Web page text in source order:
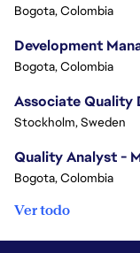
Bogota, Colombia
Development
Bogota, Colombia
Associate Quality
Stockholm, Sweden
Quality Analyst -
Bogota, Colombia
Ver todo